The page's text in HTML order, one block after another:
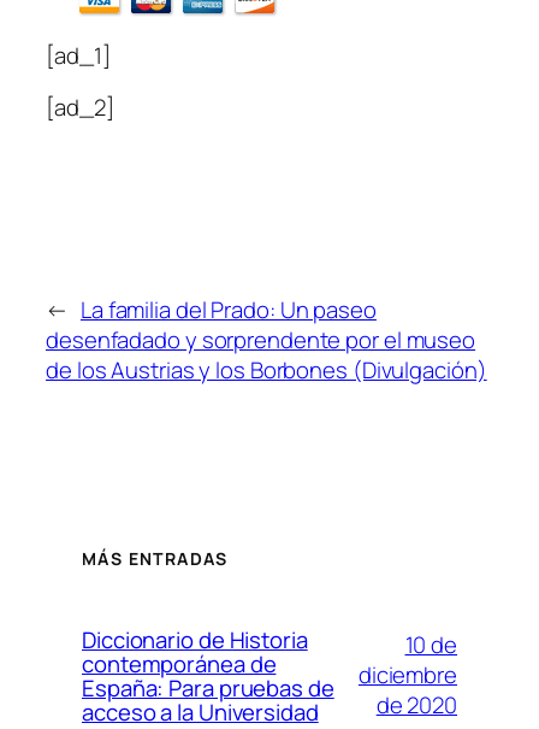
[ad_1]
[ad_2]
← La familia del Prado: Un paseo
desenfadado y sorprendente por el museo
de los Austrias y los Borbones (Divulgación)
MÁS ENTRADAS
Diccionario de Historia
contemporánea de
España: Para pruebas de
acceso a la Universidad
10 de
diciembre
de 2020